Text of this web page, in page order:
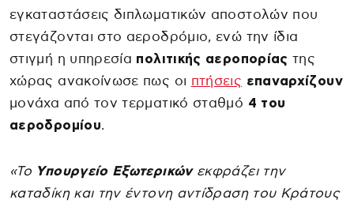
εγκαταστάσεις διπλωματικών αποστολών που
στεγάζονται στο αεροδρόμιο, ενώ την ίδια
στιγμή η υπηρεσία πολιτικής αεροπορίας της
χώρας ανακοίνωσε πως οι πτήσεις επαναρχίζουν
μονάχα από τον τερματικό σταθμό 4 του
αεροδρομίου.
«Το Υπουργείο Εξωτερικώνεκφράζει την
καταδίκη και την έντονη αντίδραση του Κράτους